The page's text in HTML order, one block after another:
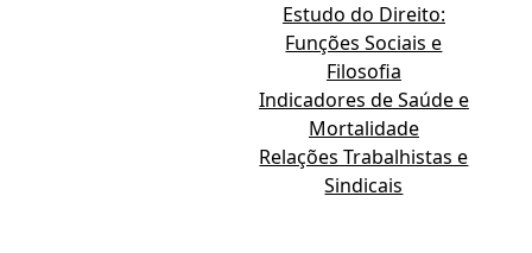
Estudo do Direito:
Funções Sociais e
Filosofia
Indicadores de Saúde e
Mortalidade
Relações Trabalhistas e
Sindicais